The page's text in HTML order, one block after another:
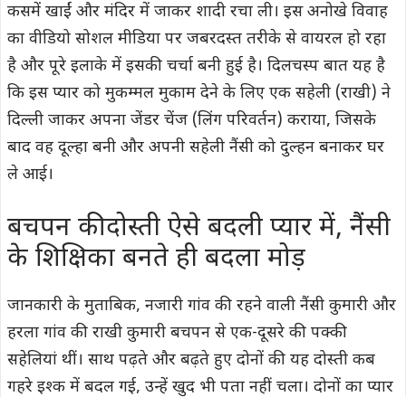
कसमें खाईं और मंदिर में जाकर शादी रचा ली। इस अनोखे विवाह
का वीडियो सोशल मीडिया पर जबरदस्त तरीके से वायरल हो रहा
है और पूरे इलाके में इसकी चर्चा बनी हुई है। दिलचस्प बात यह है
कि इस प्यार को मुकम्मल मुकाम देने के लिए एक सहेली (राखी) ने
दिल्ली जाकर अपना जेंडर चेंज (लिंग परिवर्तन) कराया, जिसके
बाद वह दूल्हा बनी और अपनी सहेली नैंसी को दुल्हन बनाकर घर
ले आई।
बचपन की दोस्ती ऐसे बदली प्यार में, नैंसी
के शिक्षिका बनते ही बदला मोड़
जानकारी के मुताबिक, नजारी गांव की रहने वाली नैंसी कुमारी और
हरला गांव की राखी कुमारी बचपन से एक-दूसरे की पक्की
सहेलियां थीं। साथ पढ़ते और बढ़ते हुए दोनों की यह दोस्ती कब
गहरे इश्क में बदल गई, उन्हें खुद भी पता नहीं चला। दोनों का प्यार